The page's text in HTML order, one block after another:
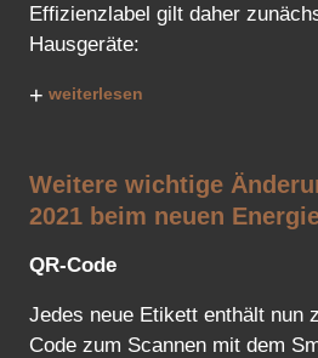
Effizienzlabel gilt daher
Hausgeräte:
+ weiterlesen
Weitere wichtige
2021 beim neuen
QR-Code
Jedes neue Etikett enthält nun
Code zum Scannen mit dem